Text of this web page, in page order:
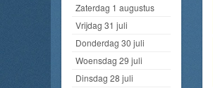
Zaterdag 1 augustus
Vrijdag 31 juli
Donderdag 30 juli
Woensdag 29 juli
Dinsdag 28 juli